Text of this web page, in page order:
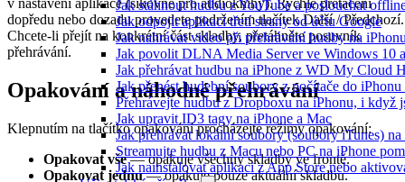
Jak stáhnout hudbu z YouTube a poslouchat
Jak odpojit aplikaci třetí strany od účtu Google
Jak nahrávat video při přehrávání hudby na
Jak povolit DLNA Media Server ve Windows 10
Jak přehrávat hudbu na iPhone z WD My Cloud
Jak přenést hudební soubory z počítače do
Přehrávejte hudbu z Dropboxu na iPhonu, i když
Jak upravit ID3 tagy na iPhone a Mac
Jak přehrávat lokální soubory (soubory iTunes)
Streamujte hudbu z Macu nebo PC na iPhone
Jak nainstalovat aplikaci z App Store nebo
v nastavení aplikace (šikovné pro audioknihy). Rychlé přetáčení
dopředu nebo dozadu provedete podržením tlačítek Další / Předchozí.
Chcete-li přejít na konkrétní část skladby, přetáhněte posuvník
přehrávání.
Opakování a náhodné přehrávání
Klepnutím na tlačítko opakování procházejte režimy opakování:
Opakovat vše— opakuje všechny skladby ve frontě.
Opakovat jednu— opakuje pouze aktuální skladbu.